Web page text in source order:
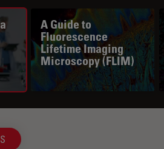
A Guide to
Fluorescence
Lifetime Imaging
Microscopy (FLIM)